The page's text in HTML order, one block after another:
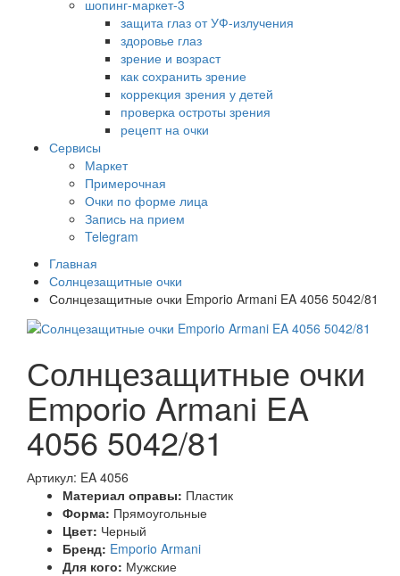
шопинг-маркет-3
защита глаз от УФ-излучения
здоровье глаз
зрение и возраст
как сохранить зрение
коррекция зрения у детей
проверка остроты зрения
рецепт на очки
Сервисы
Маркет
Примерочная
Очки по форме лица
Запись на прием
Telegram
Главная
Солнцезащитные очки
Солнцезащитные очки Emporio Armani EA 4056 5042/81
Солнцезащитные очки
Emporio Armani EA
4056 5042/81
Артикул: EA 4056
Материал оправы: Пластик
Форма: Прямоугольные
Цвет: Черный
Бренд: Emporio Armani
Для кого: Мужские